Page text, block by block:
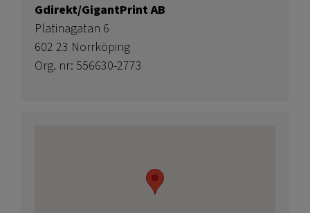
Gdirekt/GigantPrint AB
Platinagatan 6
602 23 Norrköping
Org. nr: 556630-2773